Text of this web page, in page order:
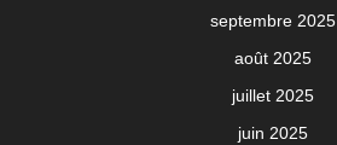
septembre 2025
août 2025
juillet 2025
juin 2025